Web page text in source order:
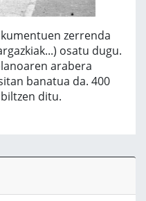
zerrenda
osatu dugu.
arabera
banatua da. 400
ditu.